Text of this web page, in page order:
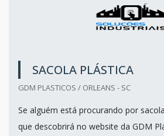
SACOLA PLÁSTICA
GDM PLASTICOS / ORLEANS - SC
Se alguém está procurando por
que descobrirá no website da GDM